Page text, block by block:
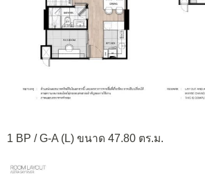
1 BP / G-A (L) ขนาด 47.80 ตร.ม.